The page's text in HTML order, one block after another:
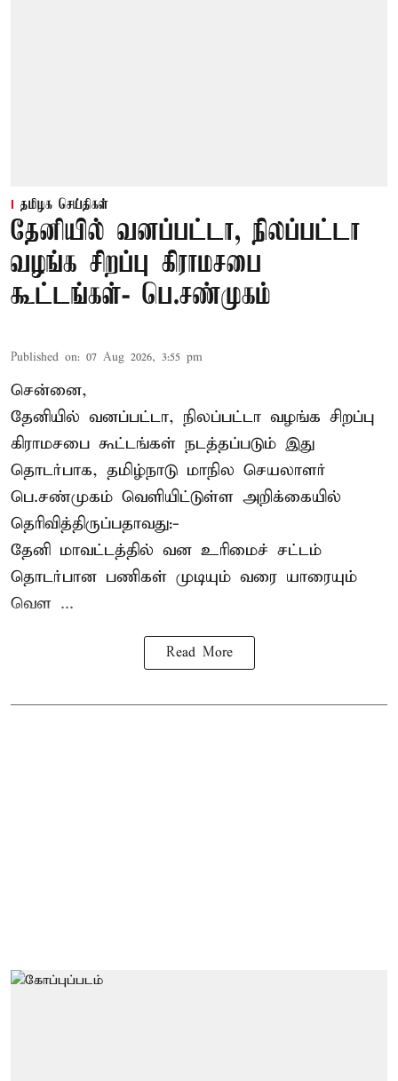
தமிழக செய்திகள்
தேனியில் வனப்பட்டா, நிலப்பட்டா
வழங்க சிறப்பு கிராமசபை
கூட்டங்கள்- பெ.சண்முகம்
Published on: 07 Aug 2026, 3:55 pm
சென்னை,
தேனியில் வனப்பட்டா, நிலப்பட்டா வழங்க சிறப்பு
கிராமசபை கூட்டங்கள் நடத்தப்படும் இது
தொடர்பாக, தமிழ்நாடு மாநில செயலாளர்
பெ.சண்முகம் வெளியிட்டுள்ள அறிக்கையில்
தெரிவித்திருப்பதாவது:-
தேனி மாவட்டத்தில் வன உரிமைச் சட்டம்
தொடர்பான பணிகள் முடியும் வரை யாரையும்
வெள ...
Read More